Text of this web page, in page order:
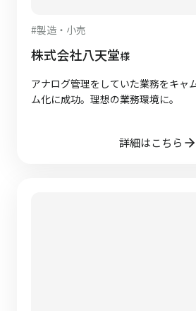
#製造・小売
株式会社八天堂様
アナログ管理をしていた業務をキャ
ム化に成功。理想の業務環境に。
詳細はこちら